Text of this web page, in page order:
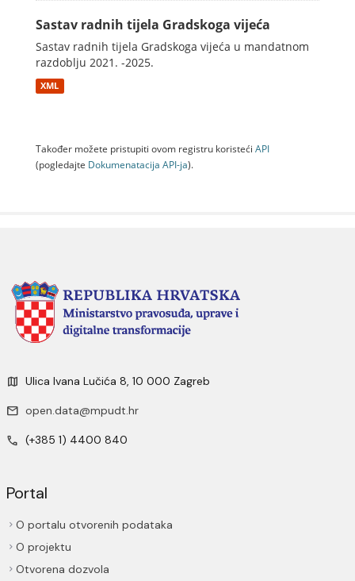
Sastav radnih tijela Gradskoga vijeća
Sastav radnih tijela Gradskoga vijeća u mandatnom
razdoblju 2021. -2025.
XML
Također možete pristupiti ovom registru koristeći API
(pogledajte Dokumenаtаcijа API-jа).